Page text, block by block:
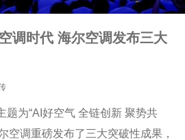
调时代 海尔空调发布三大
题为“AI好空气 全链创新 聚势共
空调重磅发布了三大突破性成果，